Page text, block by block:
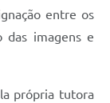
entre os
das imagens e
própria tutora